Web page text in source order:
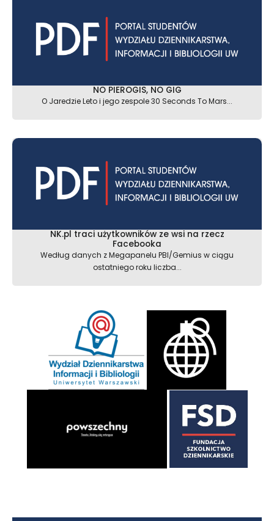
NO PIEROGIS, NO GIG
O Jaredzie Leto i jego zespole 30 Seconds To Mars...
NK.pl traci użytkowników ze wsi na rzecz
Facebooka
Według danych z Megapanelu PBI/Gemius w ciągu
ostatniego roku liczba...